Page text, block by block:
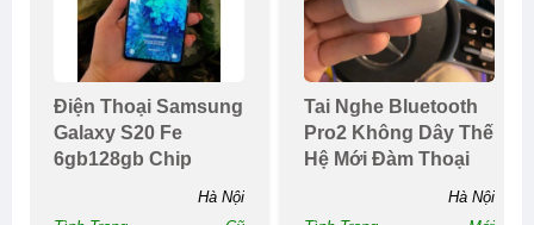
Điện Thoại Samsung
Galaxy S20 Fe
6gb128gb Chip
Hà Nội
Tai Nghe Bluetooth
Pro2 Không Dây Thế
Hệ Mới Đàm Thoại
Hà Nội